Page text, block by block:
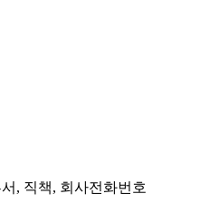
, 직책, 회사전화번호